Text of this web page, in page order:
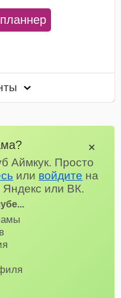
Аймкук. Просто
или войдите на
или ВК.
✕